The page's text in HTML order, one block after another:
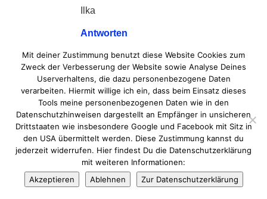
Ilka
Antworten
Leave A Comment
Your email address will not be published.
Mit deiner Zustimmung benutzt diese Website Cookies zum
Zweck der Verbesserung der Website sowie Analyse Deines
Userverhaltens, die dazu personenbezogene Daten
verarbeiten. Hiermit willige ich ein, dass beim Einsatz dieses
Tools meine personenbezogenen Daten wie in den
Datenschutzhinweisen dargestellt an Empfänger in unsicheren
Drittstaaten wie insbesondere Google und Facebook mit Sitz in
den USA übermittelt werden. Diese Zustimmung kannst du
jederzeit widerrufen. Hier findest Du die Datenschutzerklärung
mit weiteren Informationen:
Akzeptieren
Ablehnen Zur Datenschutzerklärung